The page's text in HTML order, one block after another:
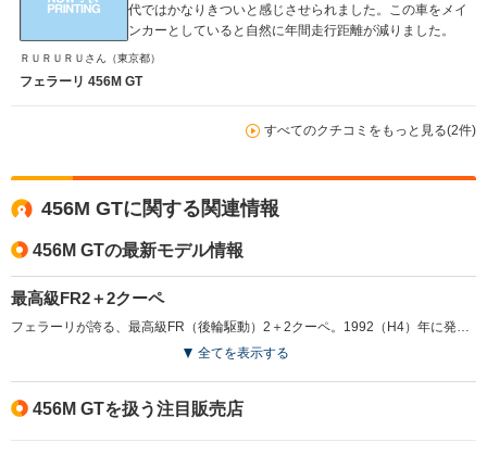
代ではかなりきついと感じさせられました。この車をメイ
ンカーとしていると自然に年間走行距離が減りました。
ＲＵＲＵＲＵさん （東京都）
フェラーリ 456M GT
すべてのクチコミをもっと見る(2件)
456M GTに関する関連情報
456M GTの最新モデル情報
最高級FR2＋2クーペ
全てを表示する
456M GTを扱う注目販売店